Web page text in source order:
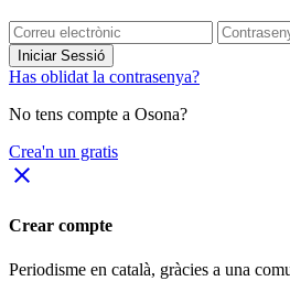
Iniciar Sessió
Has oblidat la contrasenya?
No tens compte a Osona?
Crea'n un gratis
close
Crear compte
Periodisme en català, gràcies a una